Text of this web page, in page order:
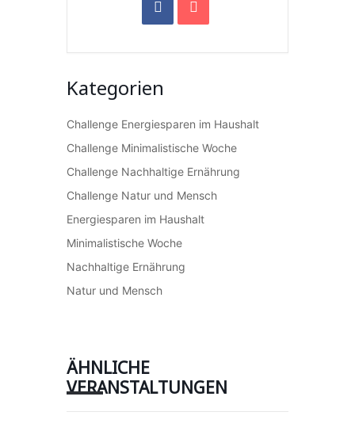
Kategorien
Challenge Energiesparen im Haushalt
Challenge Minimalistische Woche
Challenge Nachhaltige Ernährung
Challenge Natur und Mensch
Energiesparen im Haushalt
Minimalistische Woche
Nachhaltige Ernährung
Natur und Mensch
ÄHNLICHE
VERANSTALTUNGEN